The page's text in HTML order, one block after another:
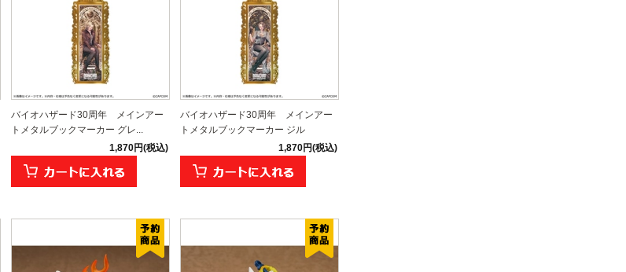
バイオハザード30周年 メインアー
トメタルブックマーカー グレ...
1,870円(税込)
バイオハザード30周年 メインアー
トメタルブックマーカー ジル
1,870円(税込)